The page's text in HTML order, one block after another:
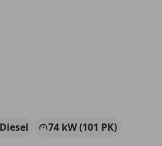
Diesel
74 kW (101 PK)